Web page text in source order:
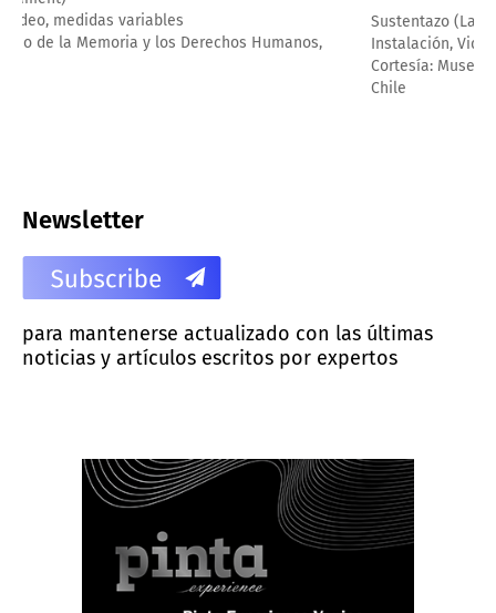
Sustentazo (Lament)
Instalación, Video, medidas variables
Cortesía: Museo de la Memoria y los Derechos Humanos,
Newsletter
para mantenerse actualizado con las últimas
noticias y artículos escritos por expertos